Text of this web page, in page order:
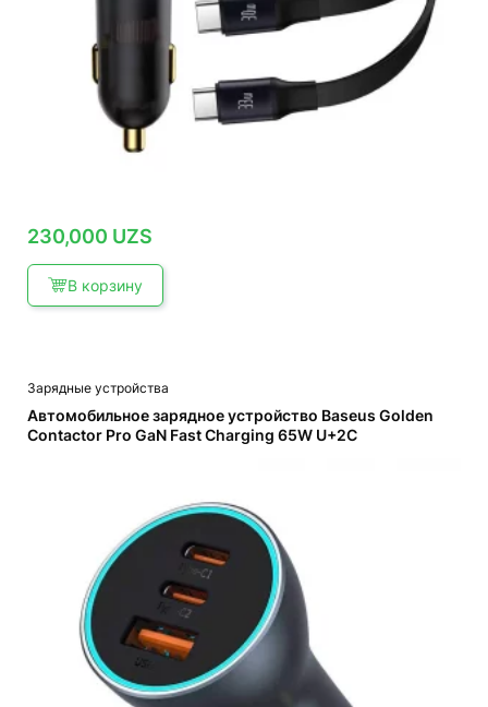
230,000 UZS
В корзину
Зарядные устройства
Автомобильное зарядное устройство Baseus Golden
Contactor Pro GaN Fast Charging 65W U+2C